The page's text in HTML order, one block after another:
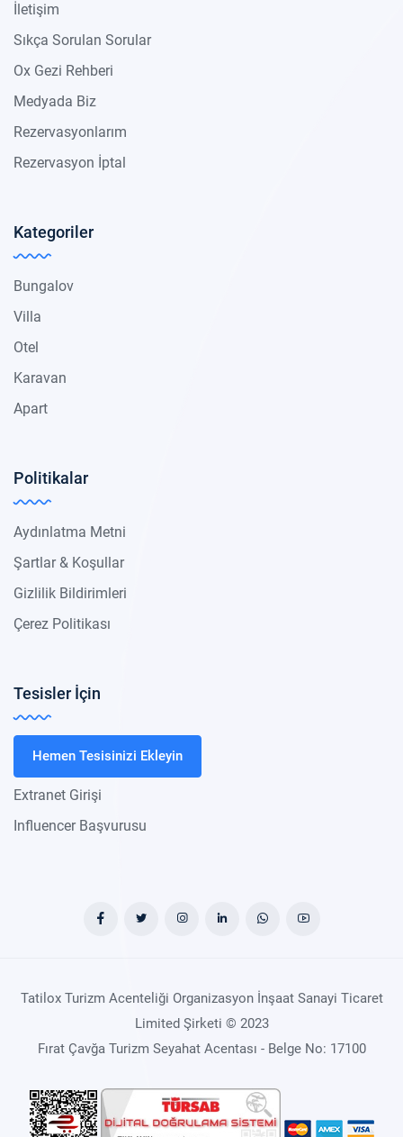
İletişim
Sıkça Sorulan Sorular
Ox Gezi Rehberi
Medyada Biz
Rezervasyonlarım
Rezervasyon İptal
Kategoriler
Bungalov
Villa
Otel
Karavan
Apart
Politikalar
Aydınlatma Metni
Şartlar & Koşullar
Gizlilik Bildirimleri
Çerez Politikası
Tesisler İçin
Hemen Tesisinizi Ekleyin
Extranet Girişi
Influencer Başvurusu
Tatilox Turizm Acenteliği Organizasyon İnşaat Sanayi Ticaret
Limited Şirketi © 2023
Fırat Çavğa Turizm Seyahat Acentası - Belge No: 17100